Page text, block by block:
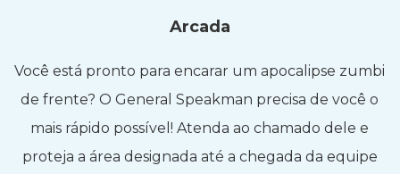
Arcada
Você está pronto para encarar um apocalipse zumbi
de frente? O General Speakman precisa de você o
mais rápido possível! Atenda ao chamado dele e
proteja a área designada até a chegada da equipe